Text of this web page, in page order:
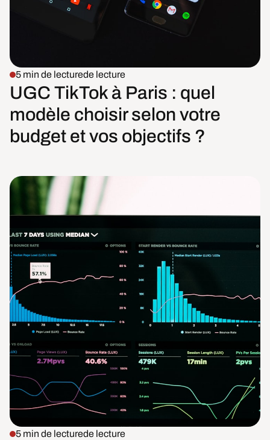
5 min de lecturede lecture
UGC TikTok à Paris : quel
modèle choisir selon votre
budget et vos objectifs ?
5 min de lecturede lecture